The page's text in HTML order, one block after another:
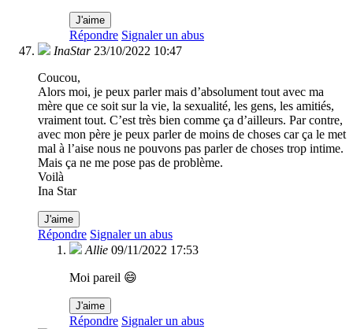
J'aime
Répondre Signaler un abus
InaStar 23/10/2022 10:47
Coucou,
Alors moi, je peux parler mais d’absolument tout avec ma
mère que ce soit sur la vie, la sexualité, les gens, les amitiés,
vraiment tout. C’est très bien comme ça d’ailleurs. Par contre,
avec mon père je peux parler de moins de choses car ça le met
mal à l’aise nous ne pouvons pas parler de choses trop intime.
Mais ça ne me pose pas de problème.
Voilà
Ina Star
J'aime
Répondre Signaler un abus
Allie 09/11/2022 17:53
Moi pareil 😄
J'aime
Répondre Signaler un abus